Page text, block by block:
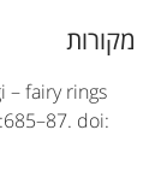
מקורות
– fairy rings
doi: